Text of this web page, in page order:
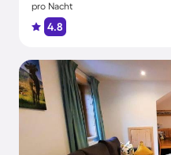
pro Nacht
4.8